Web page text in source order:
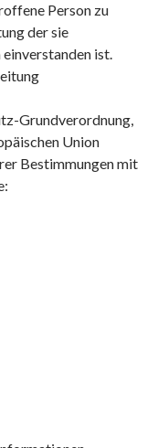
Person zu
der sie
ist.
Grundverordnung,
Union
Bestimmungen mit